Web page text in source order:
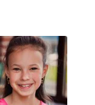
untersucht.